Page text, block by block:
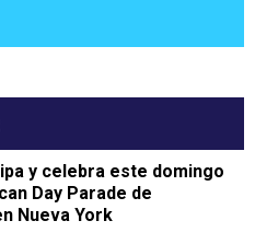
y celebra este domingo
Day Parade de
Nueva York